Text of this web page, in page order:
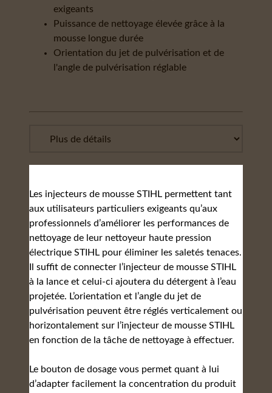
exigeants
Puissance de nettoyage élevée grâce à la
mousse longue durée
Orientation du jet de pulvérisation et de
l'angle de pulvérisation réglable
Les injecteurs de mousse STIHL permettent tant
aux utilisateurs particuliers exigeants qu’aux
professionnels d’améliorer les performances de
nettoyage de leur nettoyeur haute pression
électrique STIHL pour éliminer les saletés tenaces.
Il suffit de connecter l’injecteur de mousse STIHL
à la lance et celui-ci ajoutera du détergent à l’eau
projetée. L’orientation et l’angle du jet de
pulvérisation peuvent être réglés verticalement ou
horizontalement sur l’injecteur de mousse STIHL
en fonction de la tâche de nettoyage à effectuer.
Le bouton de dosage vous permet quant à lui
d’adapter facilement la concentration du produit